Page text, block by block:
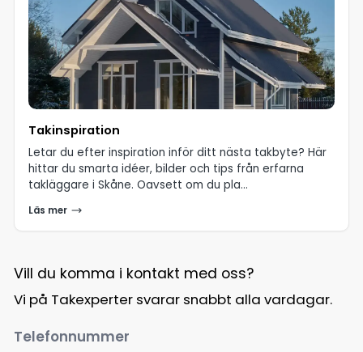
Takinspiration
Letar du efter inspiration inför ditt nästa takbyte? Här
hittar du smarta idéer, bilder och tips från erfarna
takläggare i Skåne. Oavsett om du pla...
Läs mer
Vill du komma i kontakt med oss?
Vi på Takexperter svarar snabbt alla vardagar.
Telefonnummer